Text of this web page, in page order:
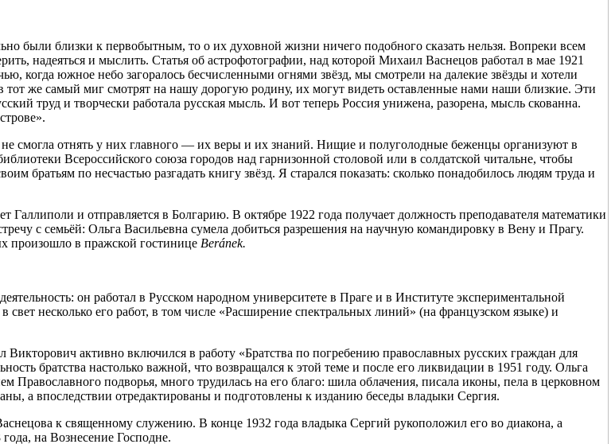
были близки к первобытным, то о их духовной жизни ничего подобного сказать нельзя. Вопреки всем
надеяться и мыслить. Статья об астрофотографии, над которой Михаил Васнецов работал в мае 1921
когда южное небо загоралось бесчисленными огнями звёзд, мы смотрели на далекие звёзды и хотели
тот же самый миг смотрят на нашу дорогую родину, их могут видеть оставленные нами наши близкие. Эти
труд и творчески работала русская мысль. И вот теперь Россия унижена, разорена, мысль скованна.
смогла отнять у них главного — их веры и их знаний. Нищие и полуголодные беженцы организуют в
Всеросcийского союза городов над гарнизонной столовой или в солдатской читальне, чтобы
братьям по несчастью разгадать книгу звёзд. Я старался показать: сколько понадобилось людям труда и
и отправляется в Болгарию. В октябре 1922 года получает должность преподавателя математики
с семьёй: Ольга Васильевна сумела добиться разрешения на научную командировку в Вену и Прагу.
произошло в пражской гостинице Beránek.
он работал в Русском народном университете в Праге и в Институте экспериментальной
несколько его работ, в том числе «Расширение спектральных линий» (на французском языке) и
активно включился в работу «Братства по погребению православных русских граждан для
братства настолько важной, что возвращался к этой теме и после его ликвидации в 1951 году. Ольга
Православного подворья, много трудилась на его благо: шила облачения, писала иконы, пела в церковном
а впоследствии отредактированы и подготовлены к изданию беседы владыки Сергия.
к священному служению. В конце 1932 года владыка Сергий рукоположил его во диакона, а
на Вознесение Господне.